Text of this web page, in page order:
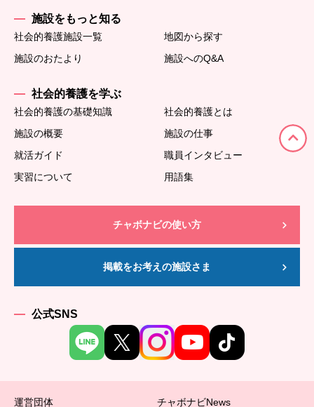
施設をもっと知る
社会的養護施設一覧
地図から探す
施設のおたより
施設へのQ&A
社会的養護を学ぶ
社会的養護の基礎知識
社会的養護とは
施設の概要
施設の仕事
就活ガイド
職員インタビュー
実習について
用語集
チャボナビの使い方
掲載をお考えの施設さま
公式SNS
運営団体 チャボナビNews